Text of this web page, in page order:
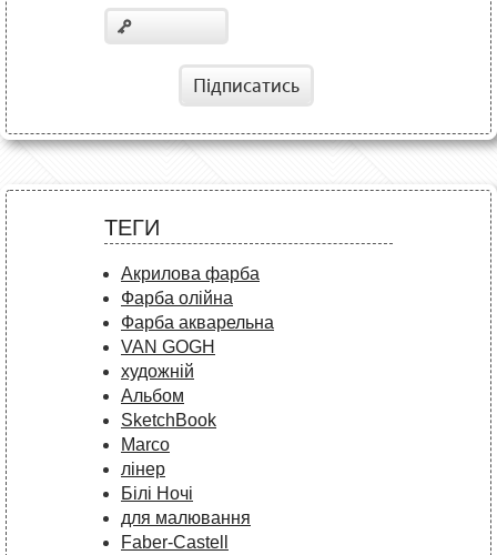
Підписатись
ТЕГИ
Акрилова фарба
Фарба олійна
Фарба акварельна
VAN GOGH
художній
Альбом
SketchBook
Marco
лінер
Білі Ночі
для малювання
Faber-Castell